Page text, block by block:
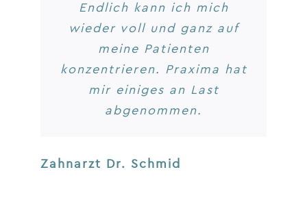
Endlich kann ich mich
wieder voll und ganz auf
meine Patienten
konzentrieren. Praxima hat
mir einiges an Last
abgenommen.
Zahnarzt Dr. Schmid